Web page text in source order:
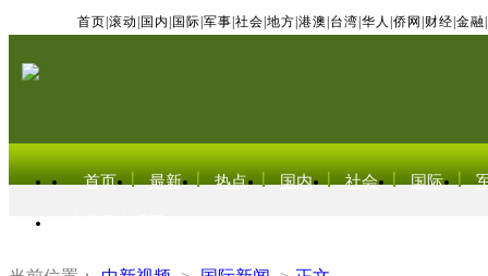
首页 滚动 国内 国际 军事 社会 地方 港澳 台湾 华人 侨网 财经 金融
首页 最新 热点 国内 社会 国际